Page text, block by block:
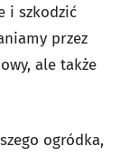
i szkodzić
przez
ale także
ogródka,